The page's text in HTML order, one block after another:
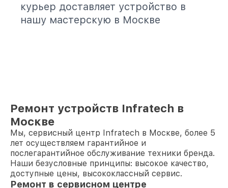
курьер доставляет устройство в
нашу мастерскую в Москве
Ремонт устройств Infratech в
Москве
Мы, сервисный центр Infratech в Москве, более 5
лет осуществляем гарантийное и
послегарантийное обслуживание техники бренда.
Наши безусловные принципы: высокое качество,
доступные цены, высококлассный сервис.
Ремонт в сервисном центре